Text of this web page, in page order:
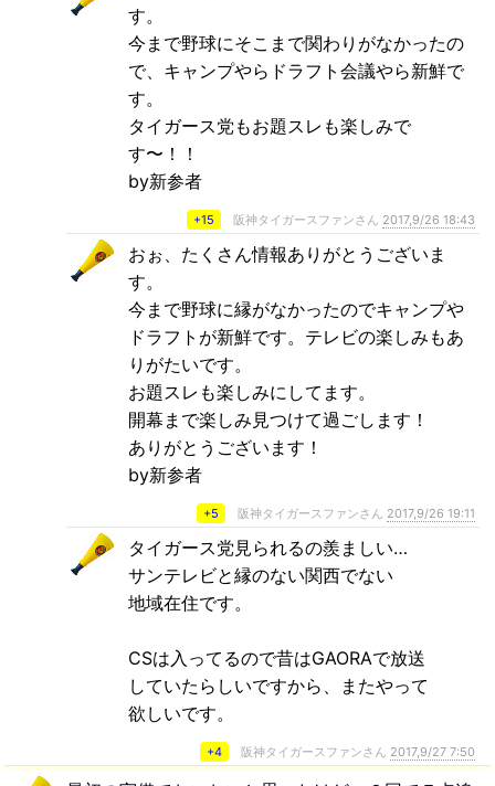
す。
今まで野球にそこまで関わりがなかったの
で、キャンプやらドラフト会議やら新鮮で
す。
タイガース党もお題スレも楽しみで
す〜！！
by新参者
+15 阪神タイガースファンさん 2017,9/26 18:43
おぉ、たくさん情報ありがとうございま
す。
今まで野球に縁がなかったのでキャンプや
ドラフトが新鮮です。テレビの楽しみもあ
りがたいです。
お題スレも楽しみにしてます。
開幕まで楽しみ見つけて過ごします！
ありがとうございます！
by新参者
+5 阪神タイガースファンさん 2017,9/26 19:11
タイガース党見られるの羨ましい…
サンテレビと縁のない関西でない
地域在住です。
CSは入ってるので昔はGAORAで放送
していたらしいですから、またやって
欲しいです。
+4 阪神タイガースファンさん 2017,9/27 7:50